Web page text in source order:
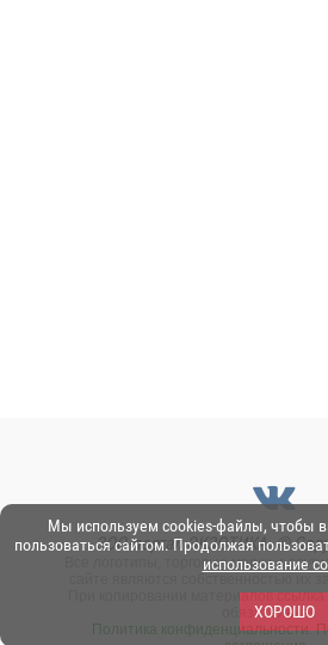
Мы используем cookies-файлы, чтобы
пользоваться сайтом. Продолжая
использование
ХОРОШО
ЗОО-портал ЭКЗОТИКА. ©
Все логотипы, торговые марки и
При копировании материалов ссылка
обязательна.
Политика конфиденциальности.